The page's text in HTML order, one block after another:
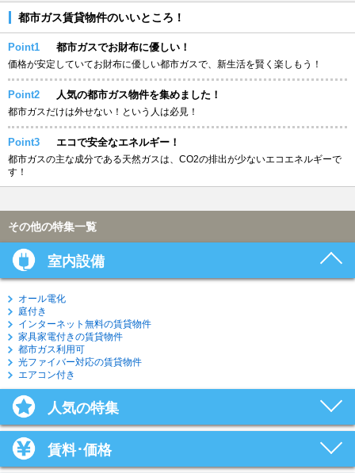
都市ガス賃貸物件のいいところ！
Point1 都市ガスでお財布に優しい！
価格が安定していてお財布に優しい都市ガスで、新生活を賢く楽しもう！
Point2 人気の都市ガス物件を集めました！
都市ガスだけは外せない！という人は必見！
Point3 エコで安全なエネルギー！
都市ガスの主な成分である天然ガスは、CO2の排出が少ないエコエネルギーで
す！
その他の特集一覧
室内設備
オール電化
庭付き
インターネット無料の賃貸物件
家具家電付きの賃貸物件
都市ガス利用可
光ファイバー対応の賃貸物件
エアコン付き
人気の特集
賃料･価格